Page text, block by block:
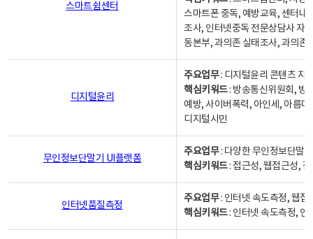
스마트쉼센터
스마트폰 중독, 예방교육, 센터내
조사, 인터넷중독 전문상담사 자
동본부, 과의존 실태조사, 과의존
디지털윤리
주요업무: 디지털윤리 콘텐츠 지
핵심키워드: 방송통신위원회, 방
예방, 사이버폭력, 아인세, 아름
디지털시민
무인정보단말기 UI플랫폼
주요업무: 다양한 무인정보단말
핵심키워드: 접근성, 웹접근성,
인터넷품질측정
주요업무: 인터넷 속도측정, 웹접
핵심키워드: 인터넷 속도측정, 인